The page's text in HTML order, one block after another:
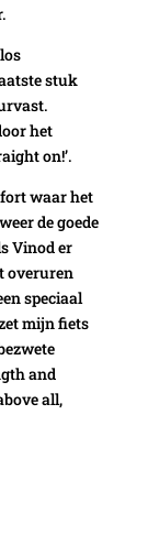
stuk
het
on!’.
waar het
de goede
Vinod er
overuren
speciaal
mijn fiets
and
all,